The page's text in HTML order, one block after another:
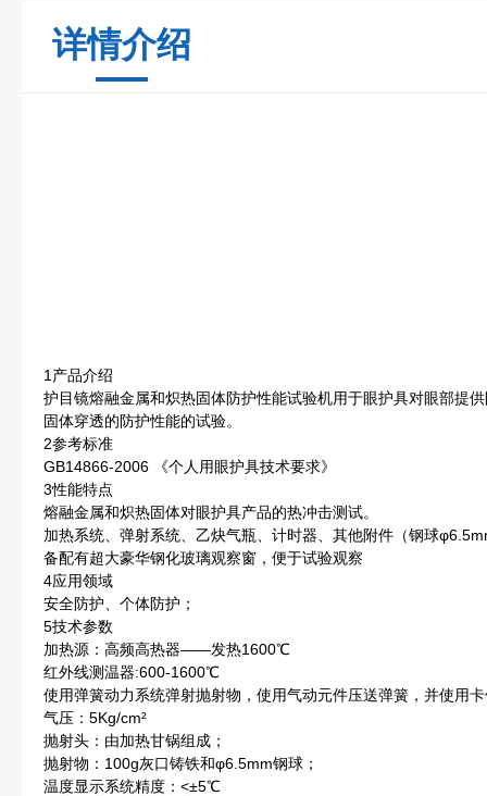
详情介绍
1产品介绍
护目镜熔融金属和炽热固体防护性能试验机用于眼护具对眼部提
固体穿透的防护性能的试验。
2参考标准
GB14866-2006 《个人用眼护具技术要求》
3性能特点
熔融金属和炽热固体对眼护具产品的热冲击测试。
加热系统、弹射系统、乙炔气瓶、计时器、其他附件（钢球
备配有超大豪华钢化玻璃观察窗，便于试验观察
4应用领域
安全防护、个体防护；
5技术参数
加热源：高频高热器——发热1600℃
红外线测温器:600-1600℃
使用弹簧动力系统弹射抛射物，使用气动元件压送弹簧，并使用
气压：5Kg/cm²
抛射头：由加热甘锅组成；
抛射物：100g灰口铸铁和φ6.5mm钢球；
温度显示系统精度：<±5℃